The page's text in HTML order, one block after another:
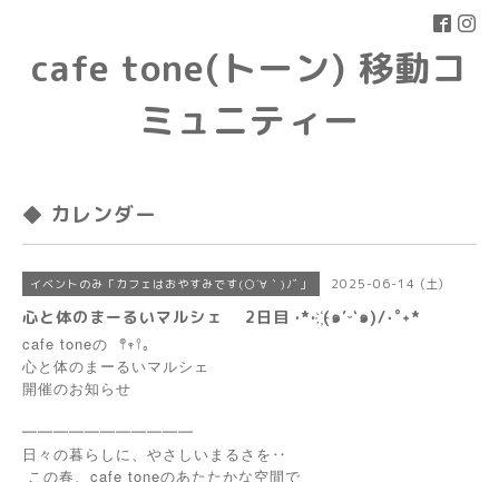
cafe tone(トーン) 移動コ
ミュニティー
◆ カレンダー
イベントのみ「カフェはおやすみです(○´∀｀)ﾉﾞ」 2025-06-14 (土)
心と体のまーるいマルシェ 2日目 ·*· ҉(๑′ᵕ‵๑)/‧˚︎˖*
cafe toneの 𖤣𖥧𖥣｡
心と体のまーるいマルシェ
開催のお知らせ
━━━━━━━━━━━
日々の暮らしに、やさしいまるさを‥
この春、cafe toneのあたたかな空間で